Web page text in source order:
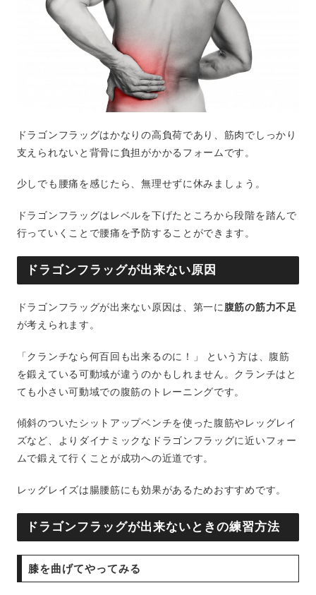
ドラゴンフラッグはかなりの高負荷であり、筋肉でしっかり
支えられないと背骨に負担がかかるフォームです。
少しでも腰痛を感じたら、無理せずに休みましょう。
ドラゴンフラッグはレベルを下げたところから段階を踏んで
行っていくことで腰痛を予防することができます。
ドラゴンフラッグが出来ない原因
ドラゴンフラッグが出来ない原因は、第一に 腹筋の筋力不足
が考えられます。
「クランチなら何百回も出来るのに！」 という方は、腹筋
を鍛えている可動域が違うのかもしれません。クランチはと
ても小さい可動域での腹筋のトレーニングです。
傾斜のついたシットアップベンチを使った腹筋やレッグレイ
ズなど、よりダイナミックなドラゴンフラッグに近いフォー
ムで鍛えて行くことが成功への近道です。
レッグレイズは腸腰筋にも効果があるためおすすめです。
ドラゴンフラッグが出来ないときの練習方法
膝を曲げてやってみる